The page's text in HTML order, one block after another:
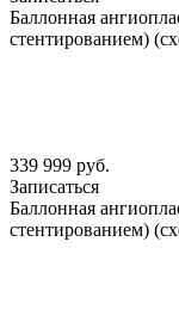
Баллонная
стентированием)
339 999 руб.
Записаться
Баллонная
стентированием)